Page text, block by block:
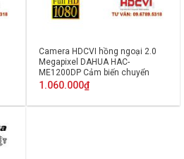
Camera HDCVI hồng ngoại 2.0
Megapixel DAHUA HAC-
ME1200DP Cảm biến chuyển
động PIR Tích hợp MIC
1.060.000₫